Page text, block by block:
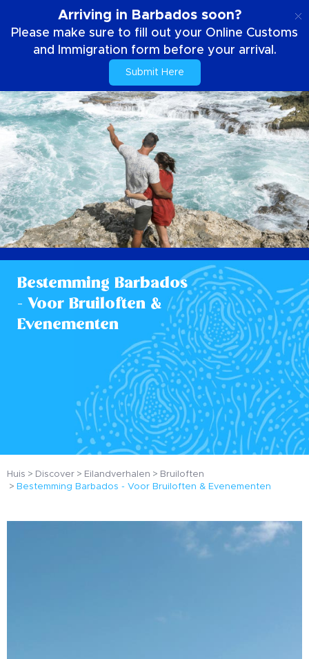
Arriving in Barbados soon?
Please make sure to fill out your Online Customs
and Immigration form before your arrival.
Submit Here
Bestemming Barbados
- Voor Bruiloften &
Evenementen
Huis Discover Eilandverhalen
Bruiloften
Bestemming Barbados - Voor Bruiloften & Evenementen